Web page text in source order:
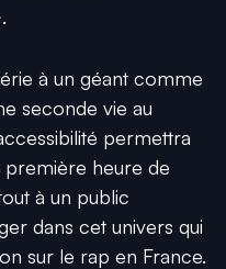
.
à un géant comme
seconde vie au
permettra
première heure de
à un public
dans cet univers qui
sur le rap en France.